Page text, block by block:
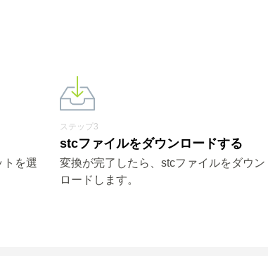
トを選
ステップ3
stcファイルをダウンロードする
変換が完了したら、stcファイルをダウン
ロードします。